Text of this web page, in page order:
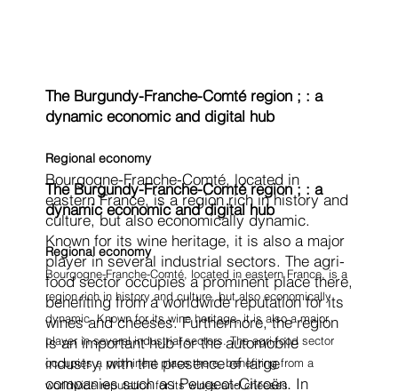
The Burgundy-Franche-Comté region ; : a
dynamic economic and digital hub
Regional economy
Bourgogne-Franche-Comté, located in
eastern France, is a region rich in history and
culture, but also economically dynamic.
Known for its wine heritage, it is also a major
player in several industrial sectors. The agri-
food sector occupies a prominent place there,
benefiting from a worldwide reputation for its
wines and cheeses. Furthermore, the region
is an important hub for the automobile
industry, with the presence of large
companies such as Peugeot-Citroën. In
The Burgundy-Franche-Comté region ; : a
dynamic economic and digital hub
Regional economy
Bourgogne-Franche-Comté, located in eastern France, is a
region rich in history and culture, but also economically
dynamic. Known for its wine heritage, it is also a major
player in several industrial sectors. The agri-food sector
occupies a prominent place there, benefiting from a
worldwide reputation for its wines and cheeses.